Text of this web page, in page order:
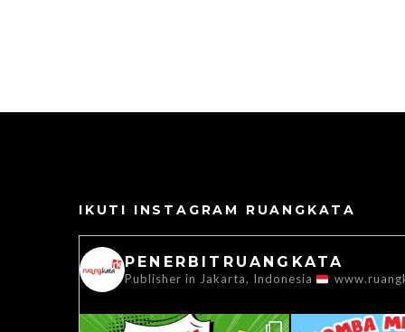
IKUTI INSTAGRAM RUANGKATA
PENERBITRUANGKATA
Publisher in Jakarta, Indonesia